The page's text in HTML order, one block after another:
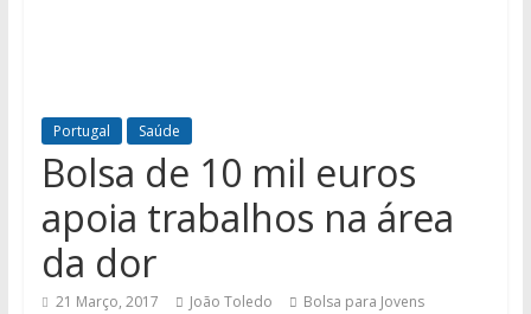
Portugal Saúde
Bolsa de 10 mil euros
apoia trabalhos na área
da dor
21 Março, 2017 João Toledo
Bolsa para Jovens